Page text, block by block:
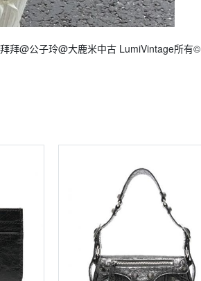
拜@公子玲@大鹿米中古 LumiVintage所有©